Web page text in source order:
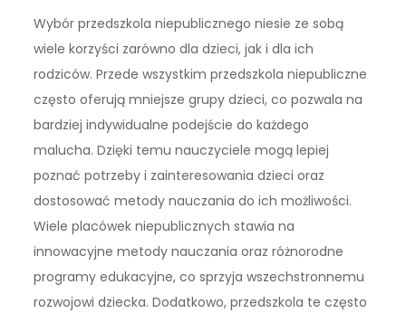
Wybór przedszkola niepublicznego niesie ze sobą
wiele korzyści zarówno dla dzieci, jak i dla ich
rodziców. Przede wszystkim przedszkola niepubliczne
często oferują mniejsze grupy dzieci, co pozwala na
bardziej indywidualne podejście do każdego
malucha. Dzięki temu nauczyciele mogą lepiej
poznać potrzeby i zainteresowania dzieci oraz
dostosować metody nauczania do ich możliwości.
Wiele placówek niepublicznych stawia na
innowacyjne metody nauczania oraz różnorodne
programy edukacyjne, co sprzyja wszechstronnemu
rozwojowi dziecka. Dodatkowo, przedszkola te często